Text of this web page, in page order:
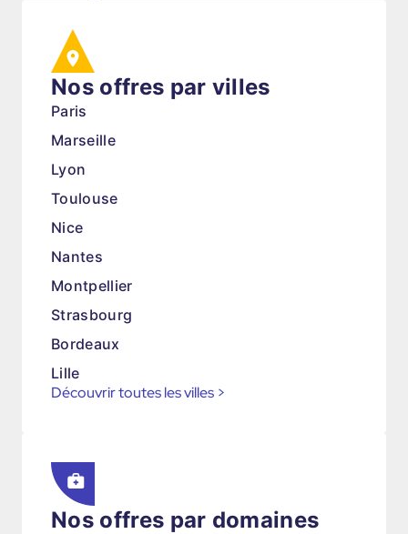
Nos offres par villes
Paris
Marseille
Lyon
Toulouse
Nice
Nantes
Montpellier
Strasbourg
Bordeaux
Lille
Découvrir toutes les villes >
Nos offres par domaines